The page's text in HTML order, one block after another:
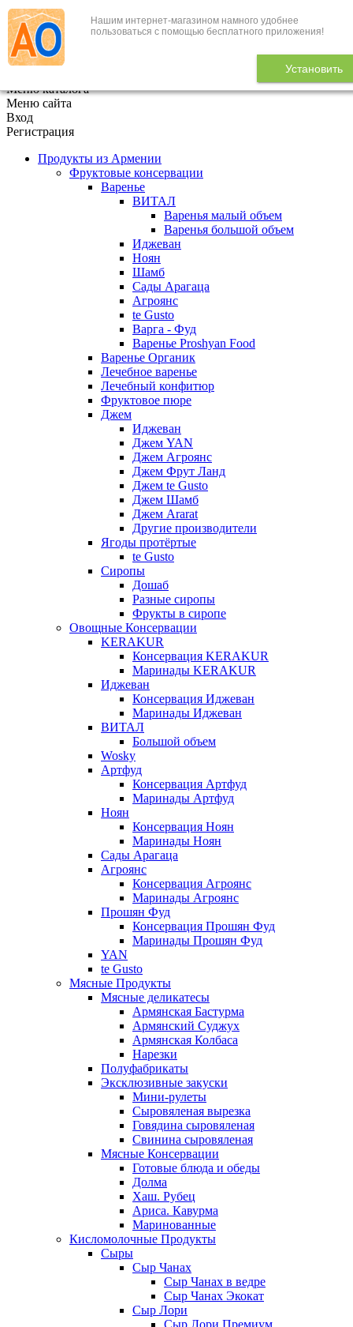
Нашим интернет-магазином намного удобнее
пользоваться с помощью бесплатного приложения!
Установить
+7 (495) 646-888-1
В корзине 0
Меню каталога
Меню сайта
Вход
Регистрация
Продукты из Армении
Фруктовые консервации
Варенье
ВИТАЛ
Варенья малый объем
Варенья большой объем
Иджеван
Ноян
Шамб
Сады Арагаца
Агроянс
te Gusto
Варга - Фуд
Варенье Proshyan Food
Варенье Органик
Лечебное варенье
Лечебный конфитюр
Фруктовое пюре
Джем
Иджеван
Джем YAN
Джем Агроянс
Джем Фрут Ланд
Джем te Gusto
Джем Шамб
Джем Ararat
Другие производители
Ягоды протёртые
te Gusto
Сиропы
Дошаб
Разные сиропы
Фрукты в сиропе
Овощные Консервации
KERAKUR
Консервация KERAKUR
Маринады KERAKUR
Иджеван
Консервация Иджеван
Маринады Иджеван
ВИТАЛ
Большой объем
Wosky
Артфуд
Консервация Артфуд
Маринады Артфуд
Ноян
Консервация Ноян
Маринады Ноян
Сады Арагаца
Агроянс
Консервация Агроянс
Маринады Агроянс
Прошян Фуд
Консервация Прошян Фуд
Маринады Прошян Фуд
YAN
te Gusto
Мясные Продукты
Мясные деликатесы
Армянская Бастурма
Армянский Суджух
Армянская Колбаса
Нарезки
Полуфабрикаты
Эксклюзивные закуски
Мини-рулеты
Сыровяленая вырезка
Говядина сыровяленая
Свинина сыровяленая
Мясные Консервации
Готовые блюда и обеды
Долма
Хаш. Рубец
Ариса. Кавурма
Маринованные
Кисломолочные Продукты
Сыры
Сыр Чанах
Сыр Чанах в ведре
Сыр Чанах Экокат
Сыр Лори
Сыр Лори Премиум